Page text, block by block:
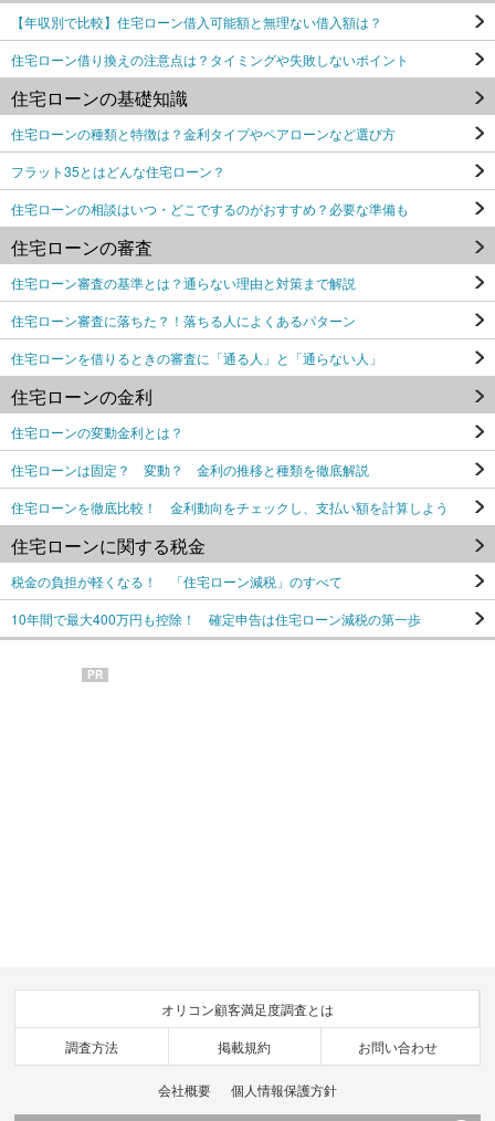
【年収別で比較】住宅ローン借入可能額と無理ない借入額は？
住宅ローン借り換えの注意点は？タイミングや失敗しないポイント
住宅ローンの基礎知識
住宅ローンの種類と特徴は？金利タイプやペアローンなど選び方
フラット35とはどんな住宅ローン？
住宅ローンの相談はいつ・どこでするのがおすすめ？必要な準備も
住宅ローンの審査
住宅ローン審査の基準とは？通らない理由と対策まで解説
住宅ローン審査に落ちた？！落ちる人によくあるパターン
住宅ローンを借りるときの審査に「通る人」と「通らない人」
住宅ローンの金利
住宅ローンの変動金利とは？
住宅ローンは固定？ 変動？ 金利の推移と種類を徹底解説
住宅ローンを徹底比較！ 金利動向をチェックし、支払い額を計算しよう
住宅ローンに関する税金
税金の負担が軽くなる！ 「住宅ローン減税」のすべて
10年間で最大400万円も控除！ 確定申告は住宅ローン減税の第一歩
PR
オリコン顧客満足度調査とは
調査方法 掲載規約 お問い合わせ
会社概要 個人情報保護方針